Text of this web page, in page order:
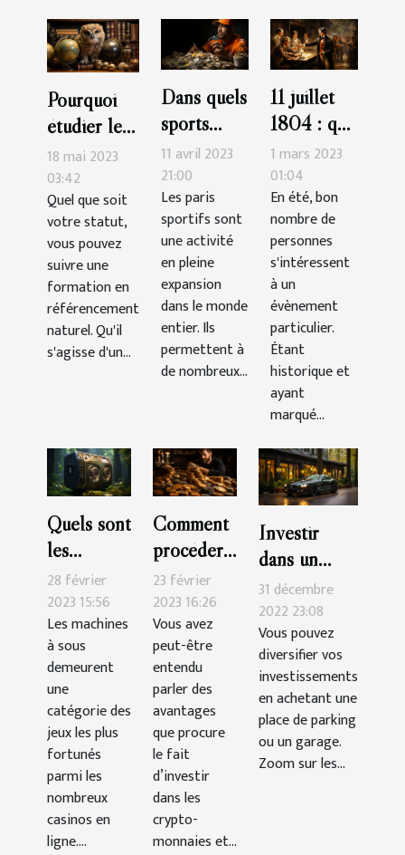
Pourquoi
étudier le
SEO ?
18 mai 2023
03:42
Quel que soit
votre statut,
vous pouvez
suivre une
formation en
référencement
naturel. Qu'il
s'agisse d'un...
Dans quels
sports
faut-il
parier pour
gagner
plus
d'argent?
11 avril 2023
21:00
Les paris
sportifs sont
une activité
en pleine
expansion
dans le monde
entier. Ils
permettent à
de nombreux...
11 juillet
1804 : que
retenir du
duel au
pistolet
mémorable
à New
York ?
1 mars 2023
01:04
En été, bon
nombre de
personnes
s'intéressent
à un
évènement
particulier.
Étant
historique et
ayant
marqué...
Quels sont
les
meilleures
machines à
sous-
catégorie
aventure ?
28 février
2023 15:56
Les machines
à sous
demeurent
une
catégorie des
jeux les plus
fortunés
parmi les
nombreux
casinos en
ligne....
Comment
procéder
pour
acheter
des
crypto-
monnaies
en tant
que
débutant ?
23 février
2023 16:26
Vous avez
peut-être
entendu
parler des
avantages
que procure
le fait
d’investir
dans les
crypto-
monnaies et...
Investir
dans un
garage ou
une place de
parking :
quels atouts
?
31 décembre
2022 23:08
Vous pouvez
diversifier vos
investissements
en achetant une
place de parking
ou un garage.
Zoom sur les...